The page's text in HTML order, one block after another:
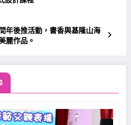
年後推活動，書香與基隆山海
麗作品。